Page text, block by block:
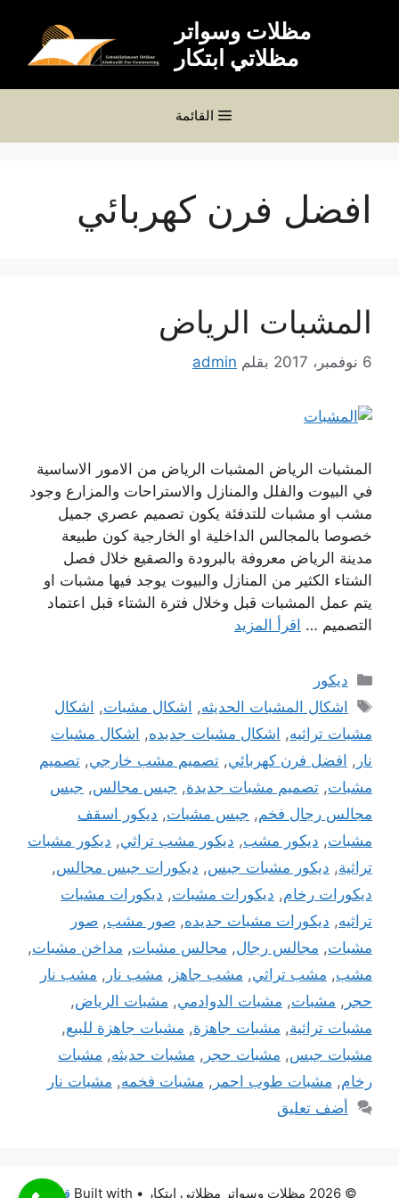
مظلات وسواتر
مظلاتي ابتكار
القائمة
افضل فرن كهربائي
المشبات الرياض
6 نوفمبر، 2017 بقلم admin
المشبات الرياض المشبات الرياض من الامور الاساسية
في البيوت والفلل والمنازل والاستراحات والمزارع وجود
مشب او مشبات للتدفئة يكون تصميم عصري جميل
خصوصا بالمجالس الداخلية او الخارجية كون طبيعة
مدينة الرياض معروفة بالبرودة والصقيع خلال فصل
الشتاء الكثير من المنازل والبيوت يوجد فيها مشبات او
يتم عمل المشبات قبل وخلال فترة الشتاء قبل اعتماد
التصميم … اقرأ المزيد
التصنيفات
ديكور
الوسوم
اشكال المشبات الحديثه, اشكال مشبات, اشكال
مشبات تراثيه, اشكال مشبات جديده, اشكال مشبات
نار , افضل فرن كهربائي, تصميم مشب خارجي, تصميم
مشبات, تصميم مشبات جديدة, جبس مجالس, جبس
مجالس رجال فخم, جبس مشبات, ديكور اسقف
مشبات, ديكور مشب, ديكور مشب تراثي, ديكور مشبات
تراثية, ديكور مشبات جبس, ديكورات جبس مجالس,
ديكورات رخام, ديكورات مشبات, ديكورات مشبات
تراثيه, ديكورات مشبات جديده, صور مشب, صور
مشبات, مجالس رجال, مجالس مشبات, مداخن مشبات,
مشب, مشب تراثي, مشب جاهز , مشب نار , مشب نار
حجر , مشبات, مشبات الدوادمي, مشبات الرياض,
مشبات تراثية, مشبات جاهزة, مشبات جاهزة للبيع,
مشبات جبس, مشبات حجر , مشبات حديثه, مشبات
رخام, مشبات طوب احمر , مشبات فخمه, مشبات نار
أضف تعليق
© 2026 مظلات وسواتر مظلاتي ابتكار • Built with قالب